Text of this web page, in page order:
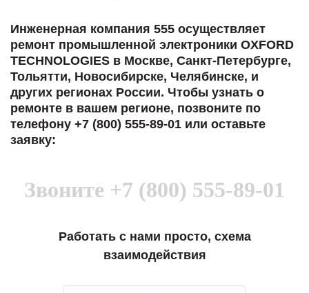
Инженерная компания 555 осуществляет
ремонт промышленной электроники OXFORD
TECHNOLOGIES в Москве, Санкт-Петербурге,
Тольятти, Новосибирске, Челябинске, и
других регионах России. Чтобы узнать о
ремонте в вашем регионе, позвоните по
телефону +7 (800) 555-89-01 или оставьте
заявку:
Звоните +7 (800) 555-89-01
Работать с нами просто, схема
взаимодействия